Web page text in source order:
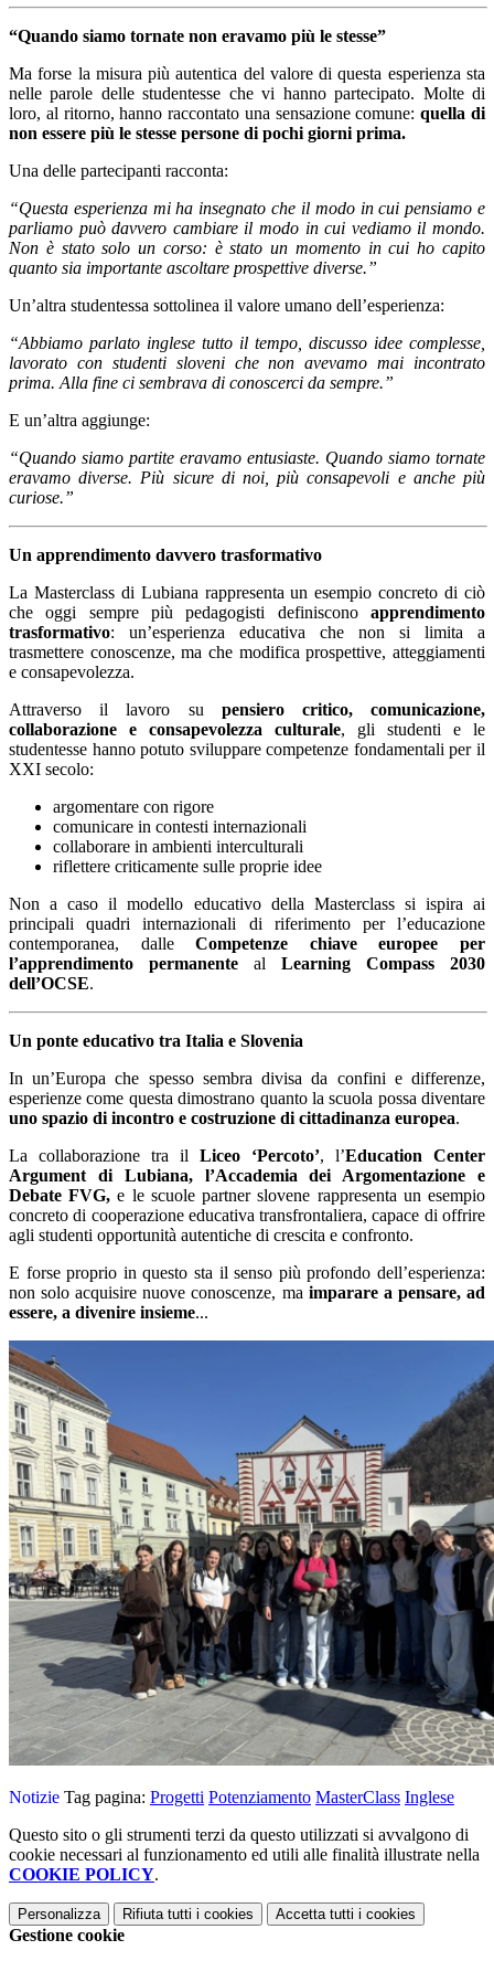
“Quando siamo tornate non eravamo più le stesse”
Ma forse la misura più autentica del valore di questa esperienza sta
nelle parole delle studentesse che vi hanno partecipato. Molte di
loro, al ritorno, hanno raccontato una sensazione comune:quella di
non essere più le stesse persone di pochi giorni prima.
Una delle partecipanti racconta:
“Questa esperienza mi ha insegnato che il modo in cui pensiamo e
parliamo può davvero cambiare il modo in cui vediamo il mondo.
Non è stato solo un corso: è stato un momento in cui ho capito
quanto sia importante ascoltare prospettive diverse.”
Un’altra studentessa sottolinea il valore umano dell’esperienza:
“Abbiamo parlato inglese tutto il tempo, discusso idee complesse,
lavorato con studenti sloveni che non avevamo mai incontrato
prima. Alla fine ci sembrava di conoscerci da sempre.”
E un’altra aggiunge:
“Quando siamo partite eravamo entusiaste. Quando siamo tornate
eravamo diverse. Più sicure di noi, più consapevoli e anche più
curiose.”
Un apprendimento davvero trasformativo
La Masterclass di Lubiana rappresenta un esempio concreto di ciò
che oggi sempre più pedagogisti definiscono apprendimento
trasformativo: un’esperienza educativa che non si limita a
trasmettere conoscenze, ma che modifica prospettive, atteggiamenti
e consapevolezza.
Attraverso il lavoro su pensiero critico, comunicazione,
collaborazione e consapevolezza culturale, gli studenti e le
studentesse hanno potuto sviluppare competenze fondamentali per il
XXI secolo:
argomentare con rigore
comunicare in contesti internazionali
collaborare in ambienti interculturali
riflettere criticamente sulle proprie idee
Non a caso il modello educativo della Masterclass si ispira ai
principali quadri internazionali di riferimento per l’educazione
contemporanea, dalleCompetenze chiave europee per
l’apprendimento permanente al Learning Compass 2030
dell’OCSE.
Un ponte educativo tra Italia e Slovenia
In un’Europa che spesso sembra divisa da confini e differenze,
esperienze come questa dimostrano quanto la scuola possa diventare
uno spazio di incontro e costruzione di cittadinanza europea.
La collaborazione tra il Liceo ‘Percoto’, l’Education Center
Argument di Lubiana, l’Accademia dei Argomentazione e
Debate FVG, e le scuole partner slovene rappresenta un esempio
concreto di cooperazione educativa transfrontaliera, capace di offrire
agli studenti opportunità autentiche di crescita e confronto.
E forse proprio in questo sta il senso più profondo dell’esperienza:
non solo acquisire nuove conoscenze, ma imparare a pensare, ad
essere, a divenire insieme...
Notizie Tag pagina: Progetti Potenziamento MasterClass Inglese
Questo sito o gli strumenti terzi da questo utilizzati si avvalgono di
cookie necessari al funzionamento ed utili alle finalità illustrate nella
COOKIE POLICY.
Personalizza Rifiuta tutti i cookies Accetta tutti i cookies
Gestione cookie